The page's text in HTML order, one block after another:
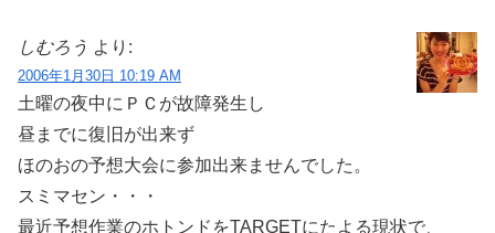
しむろう より:
2006年1月30日 10:19 AM
土曜の夜中にＰＣが故障発生し
昼までに復旧が出来ず
ほのおの予想大会に参加出来ませんでした。
スミマセン・・・
最近予想作業のホトンドをTARGETにたよる現状で、